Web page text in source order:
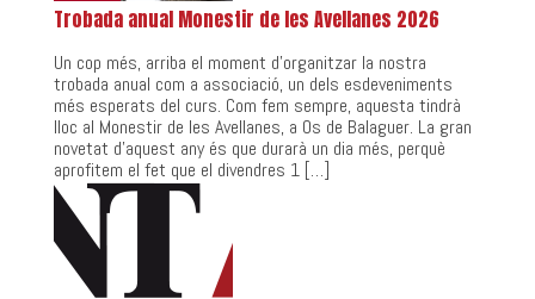
Trobada anual Monestir de les Avellanes 2026
Un cop més, arriba el moment d’organitzar la nostra
trobada anual com a associació, un dels esdeveniments
més esperats del curs. Com fem sempre, aquesta tindrà
lloc al Monestir de les Avellanes, a Os de Balaguer. La gran
novetat d’aquest any és que durarà un dia més, perquè
aprofitem el fet que el divendres 1 […]